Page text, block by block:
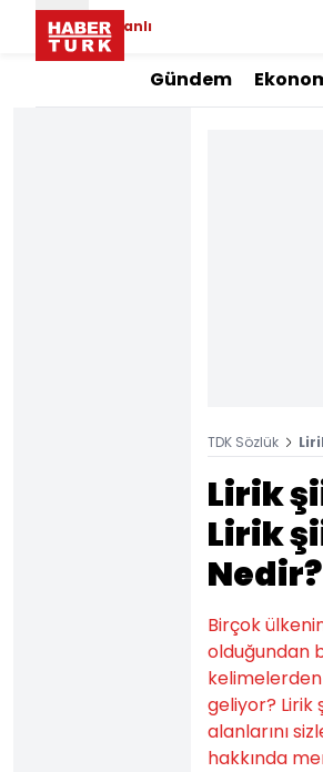
Canlı
Gündem
TDK Sözlük
Lirik
Lirik
Nedir?
Birçok
olduğundan
geliyor? Lirik
alanlarını
hakkında